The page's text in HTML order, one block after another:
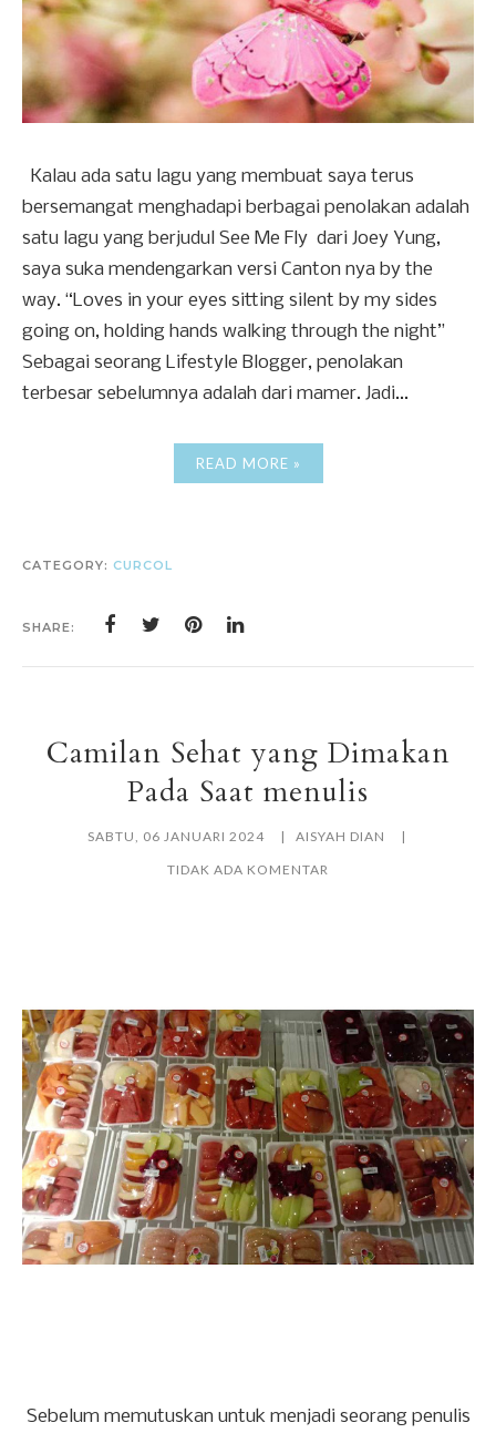
Kalau ada satu lagu yang membuat saya terus
bersemangat menghadapi berbagai penolakan adalah
satu lagu yang berjudul See Me Fly dari Joey Yung,
saya suka mendengarkan versi Canton nya by the
way. “Loves in your eyes sitting silent by my sides
going on, holding hands walking through the night”
Sebagai seorang Lifestyle Blogger, penolakan
terbesar sebelumnya adalah dari mamer. Jadi...
READ MORE »
CATEGORY: CURCOL
SHARE:
Camilan Sehat yang Dimakan
Pada Saat menulis
SABTU, 06 JANUARI 2024
AISYAH DIAN
TIDAK ADA KOMENTAR
Sebelum memutuskan untuk menjadi seorang penulis